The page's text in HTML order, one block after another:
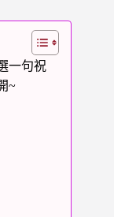
一句祝
~